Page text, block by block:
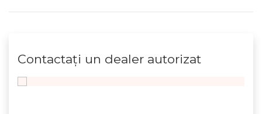
Contactaţi un dealer autorizat